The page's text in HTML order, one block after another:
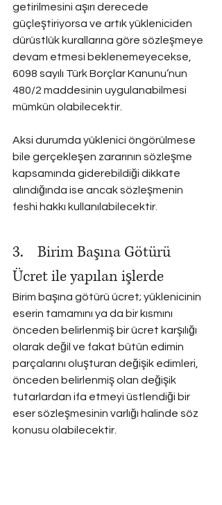
getirilmesini aşırı derecede
güçleştiriyorsa ve artık yükleniciden
dürüstlük kurallarına göre sözleşmeye
devam etmesi beklenemeyecekse,
6098 sayılı Türk Borçlar Kanunu’nun
480/2 maddesinin uygulanabilmesi
mümkün olabilecektir.
Aksi durumda yüklenici öngörülmese
bile gerçekleşen zararının sözleşme
kapsamında giderebildiği dikkate
alındığında ise ancak sözleşmenin
feshi hakkı kullanılabilecektir.
3.    Birim Başına Götürü
Ücret ile yapılan işlerde
Birim başına götürü ücret; yüklenicinin
eserin tamamını ya da bir kısmını
önceden belirlenmiş bir ücret karşılığı
olarak değil ve fakat bütün edimin
parçalarını oluşturan değişik edimleri,
önceden belirlenmiş olan değişik
tutarlardan ifa etmeyi üstlendiği bir
eser sözleşmesinin varlığı halinde söz
konusu olabilecektir.